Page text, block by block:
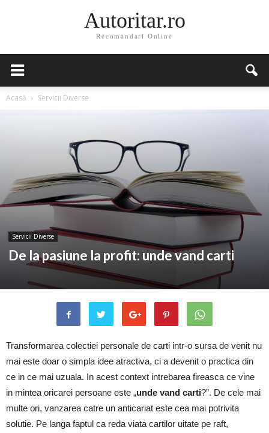
Autoritar.ro
Recomandari Online
Acasă Servicii Diverse
Servicii Diverse
De la pasiune la profit: unde vand carti
Transformarea colectiei personale de carti intr-o sursa de venit nu
mai este doar o simpla idee atractiva, ci a devenit o practica din
ce in ce mai uzuala. In acest context intrebarea fireasca ce vine
in mintea oricarei persoane este „unde vand carti?”. De cele mai
multe ori, vanzarea catre un anticariat este cea mai potrivita
solutie. Pe langa faptul ca reda viata cartilor uitate pe raft,